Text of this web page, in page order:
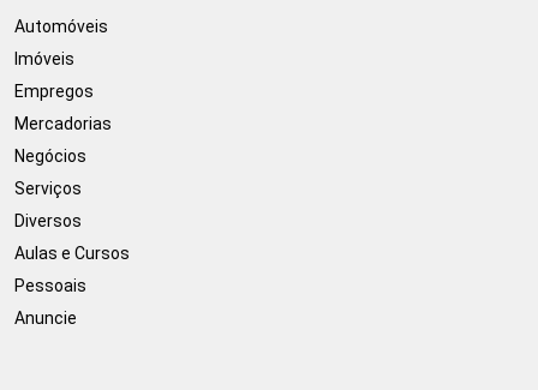
Automóveis
Imóveis
Empregos
Mercadorias
Negócios
Serviços
Diversos
Aulas e Cursos
Pessoais
Anuncie